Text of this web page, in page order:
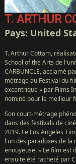
T. ARTHUR
Pays: United
T. Arthur Cottam,
School of the Arts de
CARBUNCLE, acclamé
métrage au Festival du
excentrique » par Films
nominé pour le meilleur
Son court-métrage
dans des festivals de
2019. Le Los Angeles
l'un des paradoxes de la
ennuyeuse. » Le film est
ensuite été racheté par